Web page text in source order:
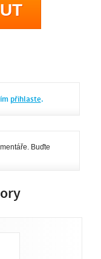
přihlaste.
Buďte